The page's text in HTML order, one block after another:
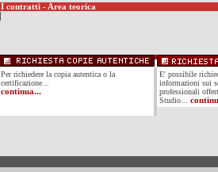
I contratti - Area teorica
Per richiedere la copia autentica o la
certificazione...
continua...
E' possibile
informazioni sui
professionali
Studio...